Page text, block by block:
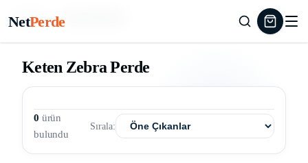
NetPerde
Ana Sayfa /
Keten Zebra Perde
0 ürün
bulundu
Sırala: